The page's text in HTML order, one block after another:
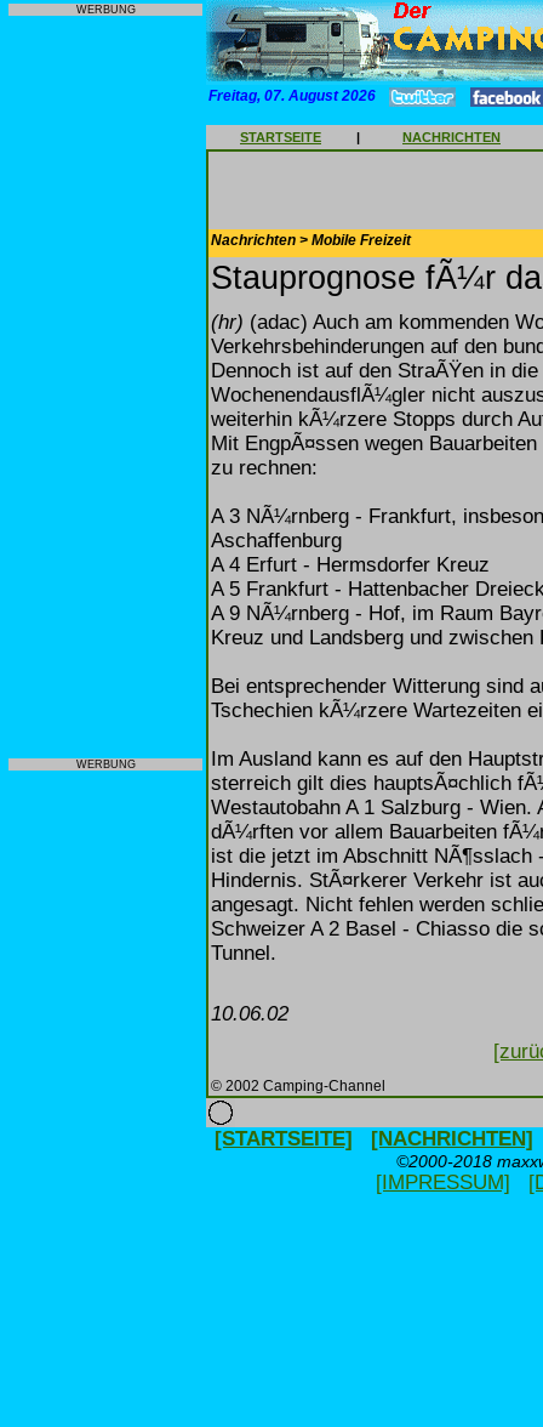
WERBUNG
WERBUNG
Freitag, 07. August 2026
STARTSEITE | NACHRICHTEN
Nachrichten > Mobile Freizeit
Stauprognose fÃ¼r
(hr) (adac) Auch am kommenden
Verkehrsbehinderungen auf den
Dennoch ist auf den StraÃŸen in
WochenendausflÃ¼gler nicht
weiterhin kÃ¼rzere Stopps durch
Mit EngpÃ¤ssen wegen
zu rechnen:
A 3 NÃ¼rnberg - Frankfurt,
Aschaffenburg
A 4 Erfurt - Hermsdorfer Kreuz
A 5 Frankfurt - Hattenbacher
A 9 NÃ¼rnberg - Hof, im Raum
Kreuz und Landsberg und
Bei entsprechender Witterung sind
Tschechien kÃ¼rzere Wartezeiten
Im Ausland kann es auf den
sterreich gilt dies hauptsÃ¤chlich
Westautobahn A 1 Salzburg - Wien.
dÃ¼rften vor allem Bauarbeiten
ist die jetzt im Abschnitt NÃ¶sslach
Hindernis. StÃ¤rkerer Verkehr ist
angesagt. Nicht fehlen werden
Schweizer A 2 Basel - Chiasso die
Tunnel.
10.06.02
© 2002 Camping-Channel
[STARTSEITE] [NACHRICHTEN]
©2000-2018
[IMPRESSUM]